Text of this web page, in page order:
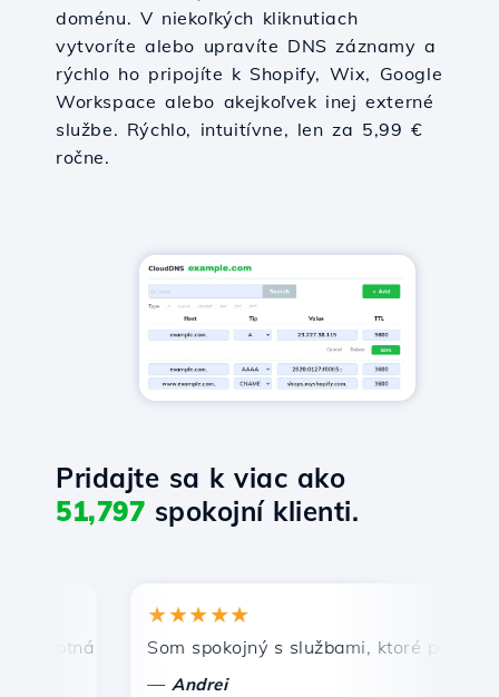
doménu. V niekoľkých kliknutiach
vytvoríte alebo upravíte DNS záznamy a
rýchlo ho pripojíte k Shopify, Wix, Google
Workspace alebo akejkoľvek inej externé
službe. Rýchlo, intuitívne, len za 5,99 €
ročne.
Pridajte sa k viac ako
51,797 spokojní klienti.
a efektívna technická podpora.
★★★★★
Som spokojný s službami, ktoré ponúka
Andrei